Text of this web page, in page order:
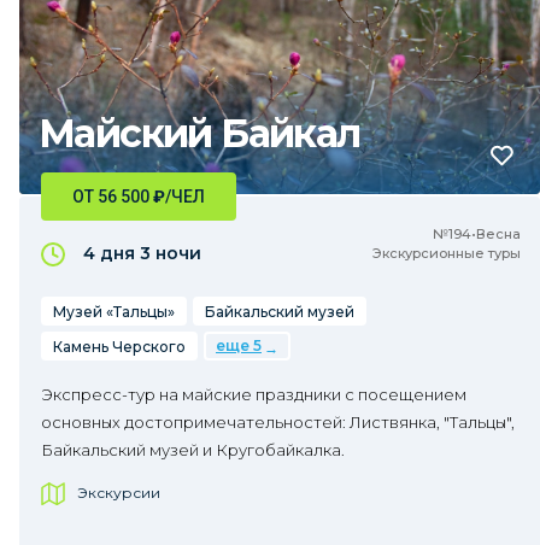
Майский Байкал
№194•Весна
Экскурсионные туры
ОТ 56 500₽/ЧЕЛ
4 дня 3 ночи
Музей «Тальцы»
Байкальский музей
Камень Черского
еще 5
Экспресс-тур на майские праздники с посещением
основных достопримечательностей: Листвянка, "Тальцы",
Байкальский музей и Кругобайкалка.
Экскурсии